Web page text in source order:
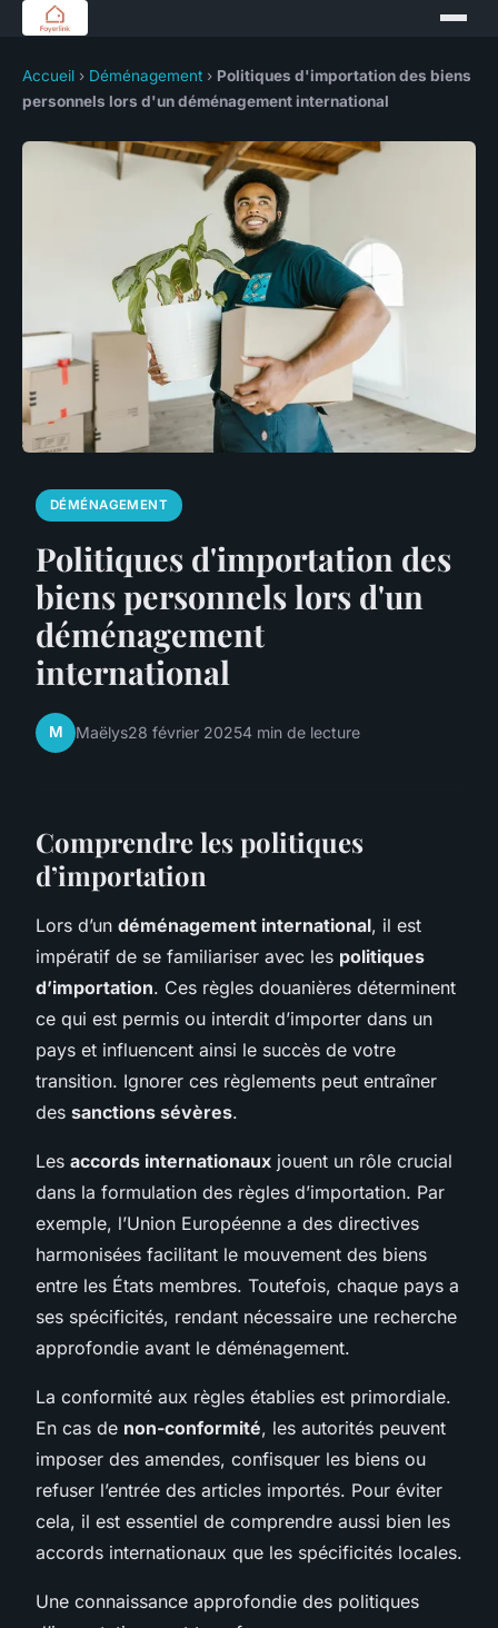
Accueil › Déménagement › Politiques d'importation des biens
personnels lors d'un déménagement international
DÉMÉNAGEMENT
Politiques d'importation des
biens personnels lors d'un
déménagement
international
M Maëlys28 février 20254 min de lecture
Comprendre les politiques
d’importation
Lors d’un déménagement international, il est
impératif de se familiariser avec les politiques
d’importation. Ces règles douanières déterminent
ce qui est permis ou interdit d’importer dans un
pays et influencent ainsi le succès de votre
transition. Ignorer ces règlements peut entraîner
des sanctions sévères.
Les accords internationaux jouent un rôle crucial
dans la formulation des règles d’importation. Par
exemple, l’Union Européenne a des directives
harmonisées facilitant le mouvement des biens
entre les États membres. Toutefois, chaque pays a
ses spécificités, rendant nécessaire une recherche
approfondie avant le déménagement.
La conformité aux règles établies est primordiale.
En cas de non-conformité, les autorités peuvent
imposer des amendes, confisquer les biens ou
refuser l’entrée des articles importés. Pour éviter
cela, il est essentiel de comprendre aussi bien les
accords internationaux que les spécificités locales.
Une connaissance approfondie des politiques